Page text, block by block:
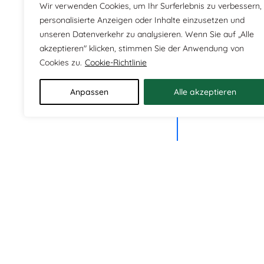
Wir verwenden Cookies, um Ihr Surferlebnis zu verbessern,
personalisierte Anzeigen oder Inhalte einzusetzen und
unseren Datenverkehr zu analysieren. Wenn Sie auf „Alle
akzeptieren" klicken, stimmen Sie der Anwendung von
Cookies zu. Cookie-Richtlinie
Anpassen Alle akzeptieren